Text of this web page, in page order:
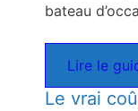
bateau
Lire le
Le vrai